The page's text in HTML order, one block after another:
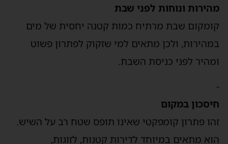
מהירות ונוחות לפני שבת
קומקום שבת מרתיח כמות קטנה יחסית של מים
במהירות, ולכן מתאים למי שזקוק לפתרון פשוט
ומהיר לפני כניסת השבת.
-
חיסכון במקום
זהו פתרון קומפקטי שאינו תופס שטח רב על השיש.
הוא מתאים במיוחד לדירות קטנות, לזוגות,